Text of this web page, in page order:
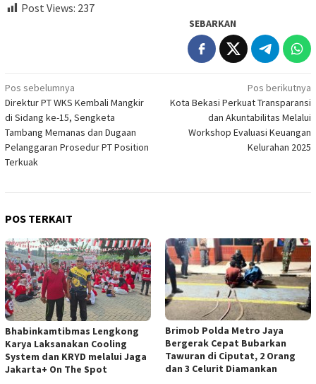
Post Views: 237
SEBARKAN
Navigasi
pos
Pos sebelumnya
Direktur PT WKS Kembali Mangkir
di Sidang ke-15, Sengketa
Tambang Memanas dan Dugaan
Pelanggaran Prosedur PT Position
Terkuak
Pos berikutnya
Kota Bekasi Perkuat Transparansi
dan Akuntabilitas Melalui
Workshop Evaluasi Keuangan
Kelurahan 2025
POS TERKAIT
Bhabinkamtibmas Lengkong
Karya Laksanakan Cooling
System dan KRYD melalui Jaga
Jakarta+ On The Spot
Brimob Polda Metro Jaya
Bergerak Cepat Bubarkan
Tawuran di Ciputat, 2 Orang
dan 3 Celurit Diamankan